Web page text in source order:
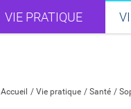
VIE PRATIQUE
Accueil Vie pratique Santé